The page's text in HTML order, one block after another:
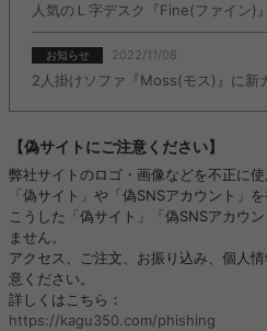
人気のＬ字デスク『Fine(ファイン)
お知らせ 2022/11/08
2人掛けソファ『Moss(モス)』に新
【偽サイトにご注意ください】
弊社サイトのロゴ・画像などを不正に
「偽サイト」や「偽SNSアカウント」
こうした「偽サイト」「偽SNSアカウ
ません。
アクセス、ご注文、お振り込み、個人
意ください。
詳しくはこちら：
https://kagu350.com/phishing